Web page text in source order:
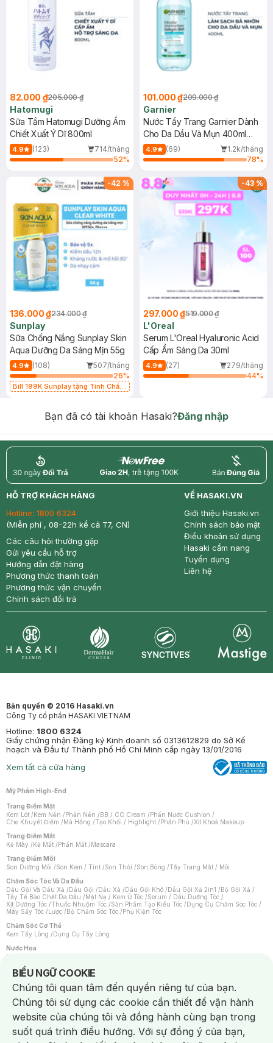
82.000 ₫205.000 ₫
Hatomugi
Sữa Tắm Hatomugi Dưỡng Ẩm
Chiết Xuất Ý Dĩ 800ml
4.9 (123)
714/tháng
52%
101.000 ₫209.000 ₫
Garnier
Nước Tẩy Trang Garnier Dành
Cho Da Dầu Và Mụn 400ml
(Mới)
4.9 (69)
1.2k/tháng
78%
-42 %
136.000 ₫234.000 ₫
Sunplay
Sữa Chống Nắng Sunplay Skin
Aqua Dưỡng Da Sáng Mịn 55g
4.9 (108)
507/tháng
26%
Bill 199K Sunplay tặng Tinh Chất
-43%
297.000 ₫519.000 ₫
L'Oreal
Serum L'Oreal Hyaluronic Acid
Cấp Ẩm Sáng Da 30ml
4.9 (27)
279/tháng
44%
Bạn đã có tài khoản Hasaki?Đăng nhập
return nowfree price
HỖ TRỢ KHÁCH HÀNG
Hotline: 1800 6324
(Miễn phí , 08-22h kể cả T7, CN)
Các câu hỏi thường gặp
Gửi yêu cầu hỗ trợ
Hướng dẫn đặt hàng
Phương thức thanh toán
Phương thức vận chuyển
Chính sách đổi trả
VỀ HASAKI.VN
Giới thiệu Hasaki.vn
Chính sách bảo mật
Điều khoản sử dụng
Hasaki cẩm nang
Tuyển dụng
Liên hệ
Bản quyền © 2016 Hasaki.vn
Công Ty cổ phần HASAKI VIETNAM
Hotline: 1800 6324
Giấy chứng nhận Đăng ký Kinh doanh số 0313612829 do Sở Kế
hoạch và Đầu tư Thành phố Hồ Chí Minh cấp ngày 13/01/2016
Xem tất cả cửa hàng
Mỹ Phẩm High-End
Trang Điểm Mặt
Kem Lót /Kem Nền /Phấn Nền /BB / CC Cream /Phấn Nước Cushion /
Che Khuyết Điểm /Má Hồng /Tạo Khối / Highlight /Phấn Phủ /Xịt Khoá Makeup
Trang Điểm Mắt
Kẻ Mày /Kẻ Mắt /Phấn Mắt /Mascara
Trang Điểm Môi
Son Dưỡng Môi /Son Kem / Tint /Son Thỏi /Son Bóng /Tẩy Trang Mắt / Môi
Chăm Sóc Tóc Và Da Đầu
Dầu Gội Và Dầu Xả /Dầu Gội /Dầu Xả /Dầu Gội Khô /Dầu Gội Xả 2in1 /Bộ Gội Xả /
Tẩy Tế Bào Chết Da Đầu /Mặt Nạ / Kem Ủ Tóc /Serum / Dầu Dưỡng Tóc /
Xịt Dưỡng Tóc /Thuốc Nhuộm Tóc /Sản Phẩm Tạo Kiểu Tóc /Dụng Cụ Chăm Sóc Tóc /
Máy Sấy Tóc /Lược /Bộ Chăm Sóc Tóc /Phụ Kiện Tóc
Chăm Sóc Cơ Thể
Kem Tẩy Lông /Dụng Cụ Tẩy Lông
Nước Hoa
Nước Hoa Nữ
Chăm Sóc Cá Nhân
Chống Muỗi /Khẩu Trang /Máy Massage/Mặt Nạ Xông Hơi /Nước Rửa Tay/
Sản Phẩm Chăm Sóc Khác /Bàn Chải Đánh Răng /Bàn Chải Điện/
Hỗ Trợ Trắng Răng/Kem Đánh Răng /Máy Tăm Nước/ Nước Súc Miệng/
Tăm / Chỉ Nha Khoa/ Xịt Thơm Miệng / Dung Dịch Vệ Sinh/Dưỡng Vùng Kín/
Khăn Ướt Vệ Sinh Vùng Kín/Băng Vệ Sinh/Tampon/Bọt Cạo Râu /Dao Cạo Râu/
Máy Cạo Râu
Vấn Đề Về Da
BIỂU NGỮ COOKIE
Notice about cookies usage
Chúng tôi quan tâm đến quyền riêng tư của bạn.
Chúng tôi sử dụng các cookie cần thiết để vận hành
website của chúng tôi và đồng hành cùng bạn trong
suốt quá trình điều hướng. Với sự đồng ý của bạn,